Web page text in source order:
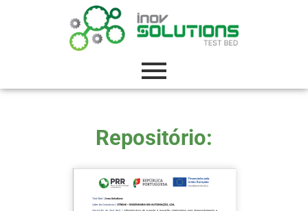
Repositório: